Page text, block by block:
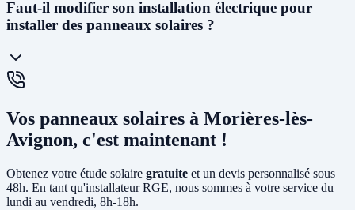
Enautoconsommation totale, toute l'énergie produite est
consommée ou stockée dans une batterie - aucune injection sur le
réseau. En autoconsommation avec vente du surplus
(environ 6 à 13 cts€/kWh selon la puissance). La vente en totalité
(sans consommer) est également possible. Nous vous conseillons la
solution la plus rentable selon votre profil de consommation.
Faut-il modifier son installation électrique pour
installer des panneaux solaires ?
En général, non. L'installation photovoltaïque nécessite
existant et le tirage de câbles DC depuis la toiture. Si votre tableau
est ancien ou sous-dimensionné, une mise à jour partielle peut être
nécessaire. Notre étude gratuite à Morières-lès-Avignon identifie
Vos panneaux solaires à Morières-lès-
Avignon, c'est maintenant !
Obtenez votre étude solaire gratuite et un devis personnalisé sous
48h. En tant qu'installateur RGE, nous sommes à votre service du
lundi au vendredi, 8h-18h.